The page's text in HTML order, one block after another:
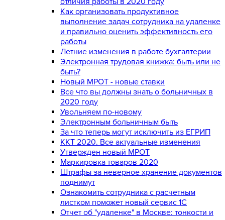
Как организовать продуктивное
выполнение задач сотрудника на удаленке
и правильно оценить эффективность его
работы
Летние изменения в работе бухгалтерии
Электронная трудовая книжка: быть или не
быть?
Новый МРОТ - новые ставки
Все что вы должны знать о больничных в
2020 году
Увольняем по-новому
Электронным больничным быть
За что теперь могут исключить из ЕГРИП
ККТ 2020. Все актуальные изменения
Утвержден новый МРОТ
Маркировка товаров 2020
Штрафы за неверное хранение документов
поднимут
Ознакомить сотрудника с расчетным
листком поможет новый сервис 1С
Отчет об "удаленке" в Москве: тонкости и